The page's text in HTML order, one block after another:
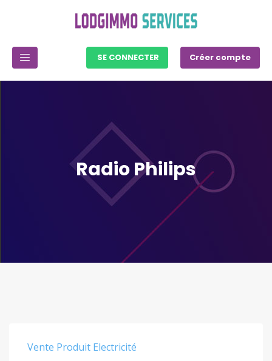
SE CONNECTER Créer compte
Radio Philips
Vente Produit Electricité